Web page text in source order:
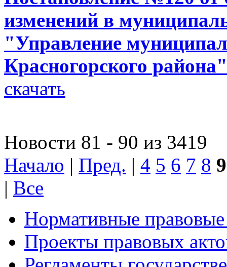
изменений в
"Управление
Красногорского района"
скачать
Новости 81 - 90 из 3419
Начало | Пред. | 4 5 6 7 8 9
| Все
Нормативные
Проекты правовых